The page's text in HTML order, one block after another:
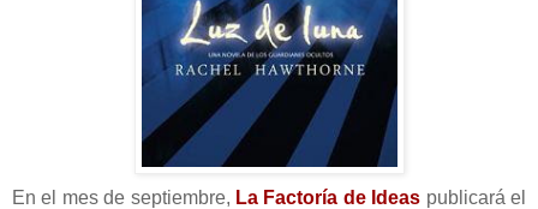
En el mes de septiembre, La Factoría de Ideas publicará el